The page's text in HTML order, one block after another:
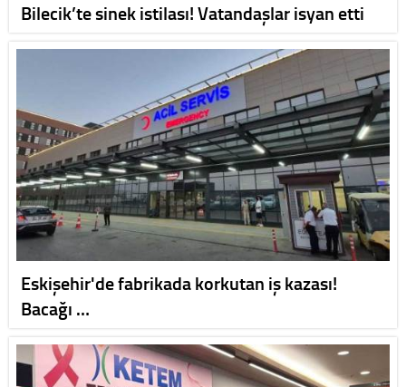
Bilecik’te sinek istilası! Vatandaşlar isyan etti
Eskişehir'de fabrikada korkutan iş kazası!
Bacağı …